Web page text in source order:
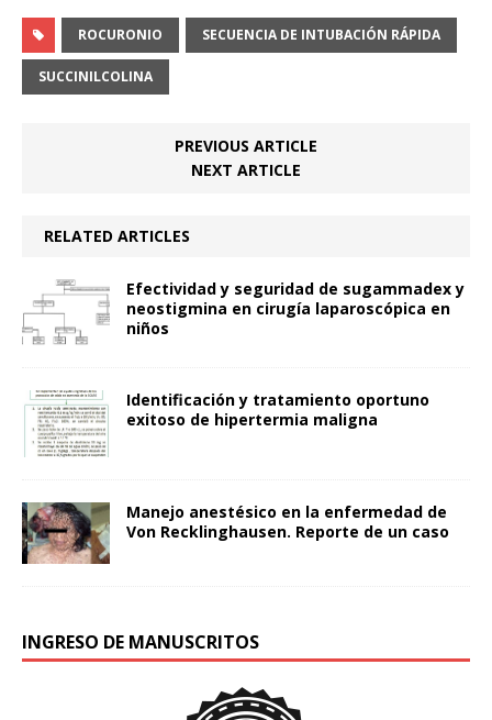
ROCURONIO SECUENCIA DE INTUBACIÓN RÁPIDA
SUCCINILCOLINA
PREVIOUS ARTICLE
NEXT ARTICLE
RELATED ARTICLES
Efectividad y seguridad de sugammadex y
neostigmina en cirugía laparoscópica en
niños
Identificación y tratamiento oportuno
exitoso de hipertermia maligna
Manejo anestésico en la enfermedad de
Von Recklinghausen. Reporte de un caso
INGRESO DE MANUSCRITOS